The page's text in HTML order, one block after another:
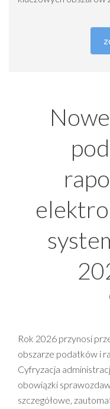
Rok 2026 przynosi
obszarze podatków i
Cyfryzacja
obowiązki
szczegółowe,